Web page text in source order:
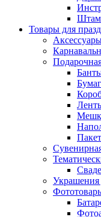
Товары для
Украшения